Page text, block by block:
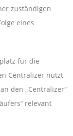
zuständigen
eines
für die
Centralizer nutzt,
den „Centralizer“
relevant